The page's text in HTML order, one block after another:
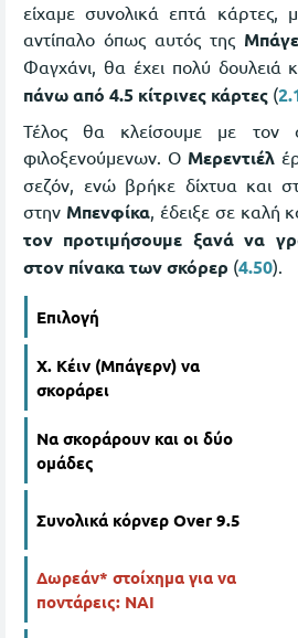
είχαμε συνολικά επτά κάρτες,
αντίπαλο όπως αυτός της
Φαγχάνι, θα έχει πολύ δουλειά
πάνω από 4.5 κίτρινες κάρτες (
Τέλος θα κλείσουμε με τον
φιλοξενούμενων. Ο Μερεντιέλ
σεζόν, ενώ βρήκε δίχτυα και
στην Μπενφίκα, έδειξε σε καλή
τον προτιμήσουμε ξανά να
στον πίνακα των σκόρερ (4.50).
Επιλογή
Χ. Κέιν (Μπάγερν) να
σκοράρει
Να σκοράρουν και οι δύο
ομάδες
Συνολικά κόρνερ Over 9.5
Δωρεάν* στοίχημα για να
ποντάρεις: ΝΑΙ